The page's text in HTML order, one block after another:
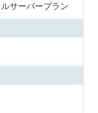
サーバープラン